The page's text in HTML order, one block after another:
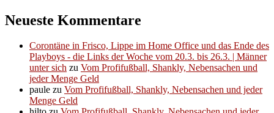
Neueste Kommentare
Corontäne in Frisco, Lippe im Home Office und das Ende des
Playboys - die Links der Woche vom 20.3. bis 26.3. | Männer
unter sich zu Vom Profifußball, Shankly, Nebensachen und
jeder Menge Geld
paule zu Vom Profifußball, Shankly, Nebensachen und jeder
Menge Geld